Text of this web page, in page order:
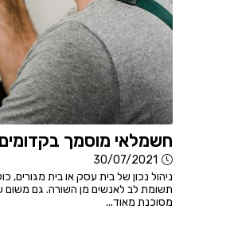
חשמלאי מוסמך בקדומים
30/07/2021
ניהול נכון של בית עסק או בית
תשומת לב לאנשים מן השורה. גם משום
מסוכנת מאוד...